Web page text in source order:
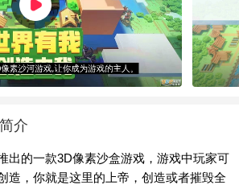
介
出的一款3D像素沙盒游戏，游戏中玩家可
造，你就是这里的上帝，创造或者摧毁全